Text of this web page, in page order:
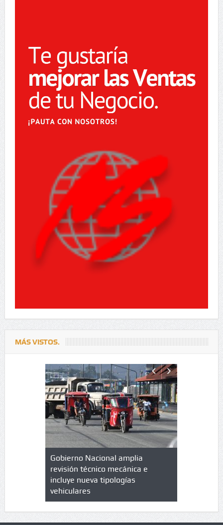
MÁS VISTOS.
de
en
Gobierno Nacional amplia
revisión técnico mecánica e
incluye nueva tipologías
vehiculares
Qué es